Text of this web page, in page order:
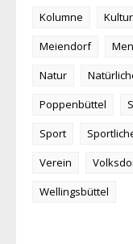
Kolumne
Kultur
Meiendorf
Natur
Poppenbüttel
Sport
Verein
Wellingsbüttel